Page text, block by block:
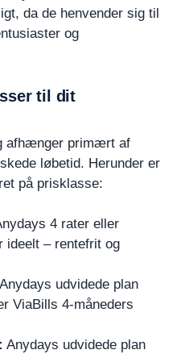
da de henvender sig til
og
til dit
afhænger primært af
løbetid. Herunder er
på prisklasse:
4 rater eller
ideelt – rentefrit og
Anydays udvidede plan
ViaBills 4-måneders
Anydays udvidede plan